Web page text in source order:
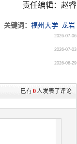
责任编辑：赵睿
关键词： 福州大学 龙岩
2026-07-06
2026-07-03
2026-06-29
已有0 人发表了评论